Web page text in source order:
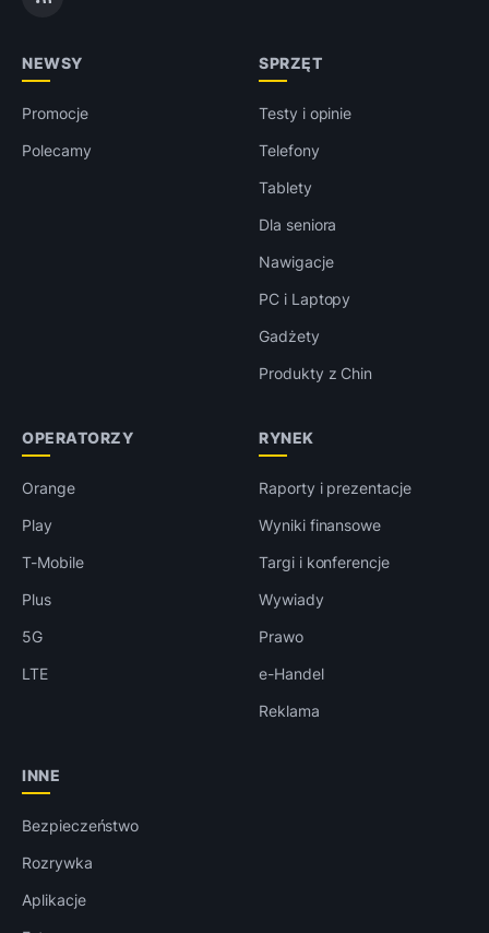
NEWSY
Promocje
Polecamy
SPRZĘT
Testy i opinie
Telefony
Tablety
Dla seniora
Nawigacje
PC i Laptopy
Gadżety
Produkty z Chin
OPERATORZY
Orange
Play
T-Mobile
Plus
5G
LTE
RYNEK
Raporty i prezentacje
Wyniki finansowe
Targi i konferencje
Wywiady
Prawo
e-Handel
Reklama
INNE
Bezpieczeństwo
Rozrywka
Aplikacje